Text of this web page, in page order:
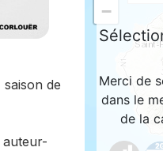
saison de